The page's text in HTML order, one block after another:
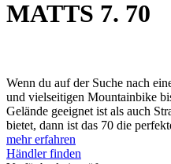
MATTS 7. 70
Wenn du auf der Suche nach
und vielseitigen Mountainbike
Gelände geeignet ist als auch
bietet, dann ist das 70 die
mehr erfahren
Händler finden